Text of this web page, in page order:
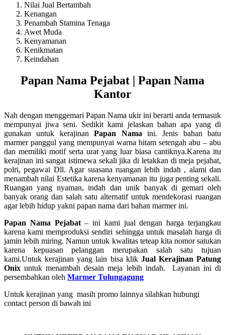
Nilai Jual Bertambah
Kenangan
Penambah Stamina Tenaga
Awet Muda
Kenyamanan
Kenikmatan
Keindahan
Papan Nama Pejabat | Papan Nama
Kantor
Nah dengan menggemari Papan Nama ukir ini berarti anda termasuk
mempunyai jiwa seni. Sedikit kami jelaskan bahan apa yang di
gunakan untuk kerajinanPapan Nama ini. Jenis bahan batu
marmer panggul yang mempunyai warna hitam setengah abu – abu
dan memiliki motif serta urat yang luar biasa cantiknya.Karena itu
kerajinan ini sangat istimewa sekali jika di letakkan di meja pejabat,
polri, pegawai Dll. Agar suasana ruangan lebih indah , alami dan
menambah nilai Estetika karena kenyamanan itu juga penting sekali.
Ruangan yang nyaman, indah dan unik banyak di gemari oleh
banyak orang dan salah satu alternatif untuk mendekorasi ruangan
agar lebih hidup yakni papan nama dari bahan marmer ini.
Papan Nama Pejabat– ini kami jual dengan harga terjangkau
karena kami memproduksi sendiri sehingga untuk masalah harga di
jamin lebih miring. Namun untuk kwalitas teteap kita nomor satukan
karena kepuasan pelanggan merupakan salah satu tujuan
kami.Untuk kerajinan yang lain bisa klik Jual Kerajinan Patung
Onix untuk menambah desain meja lebih indah. Layanan ini di
persembahkan oleh Marmer Tulungagung
Untuk kerajinan yang masih promo lainnya silahkan hubungi
contact person di bawah ini